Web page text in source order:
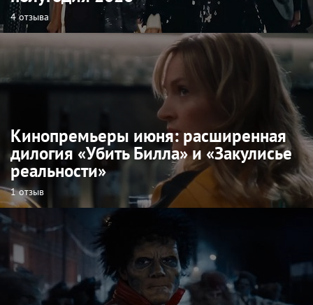
4 отзыва
Кинопремьеры июня: расширенная
дилогия «Убить Билла» и «Закулисье
реальности»
1 отзыв